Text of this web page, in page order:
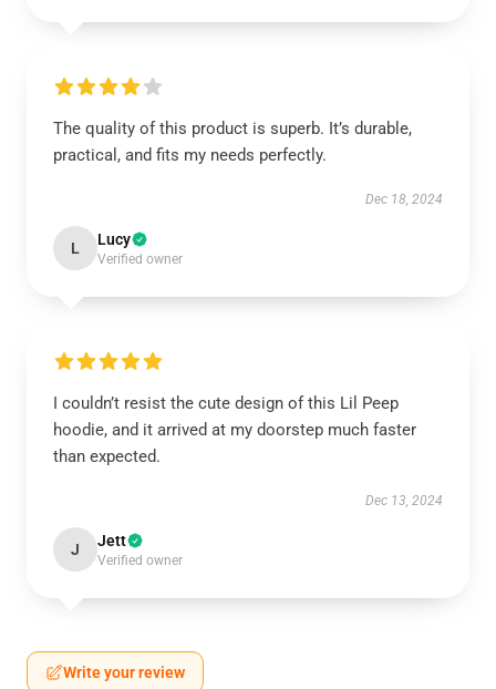
The quality of this product is superb. It’s durable,
practical, and fits my needs perfectly.
Dec 18, 2024
L Lucy
Verified owner
I couldn’t resist the cute design of this Lil Peep
hoodie, and it arrived at my doorstep much faster
than expected.
Dec 13, 2024
J Jett
Verified owner
Write your review